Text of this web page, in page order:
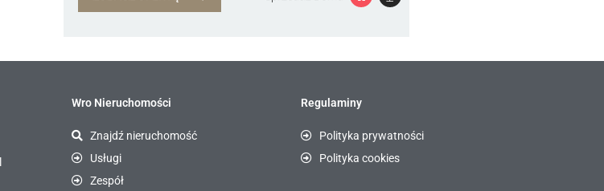
Wro Nieruchomości
Znajdź nieruchomość
Usługi
Zespół
Regulaminy
Polityka prywatności
Polityka cookies